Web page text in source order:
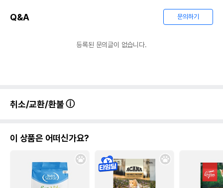
Q&A 문의하기
등록된 문의글이 없습니다.
취소/교환/환불
이 상품은 어떠신가요?